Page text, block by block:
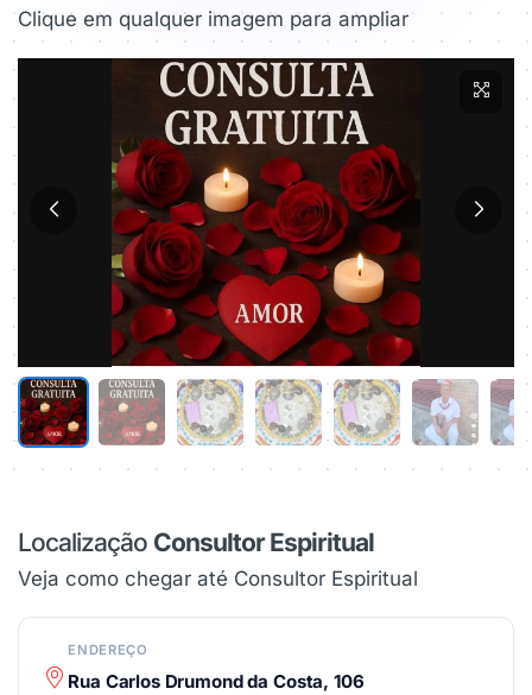
Clique em qualquer imagem para ampliar
Localização Consultor Espiritual
Veja como chegar até Consultor Espiritual
ENDEREÇO
Rua Carlos Drumond da Costa, 106